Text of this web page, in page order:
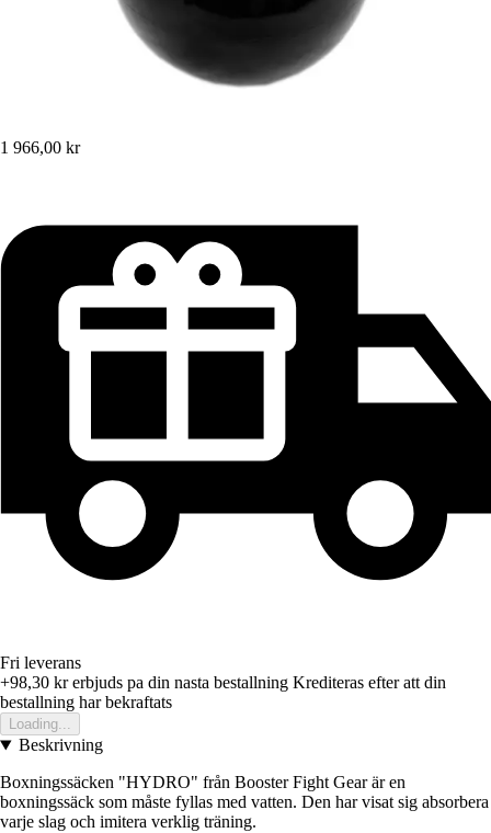
1 966,00 kr
Fri leverans
+98,30 krerbjuds pa din nasta bestallning Krediteras efter att din
bestallning har bekraftats
Loading...
Beskrivning
Boxningssäcken "HYDRO" från Booster Fight Gear är en
boxningssäck som måste fyllas med vatten. Den har visat sig absorbera
varje slag och imitera verklig träning.